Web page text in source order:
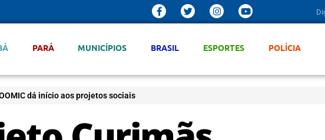
PARÁ MUNICÍPIOS BRASIL ESPORTES POLÍCIA
dá início aos projetos sociais